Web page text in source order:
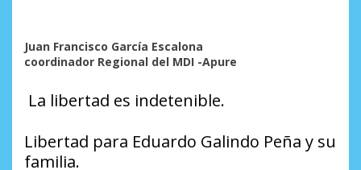
Juan Francisco García Escalona
coordinador Regional del MDI -Apure
La libertad es indetenible.
Libertad para Eduardo Galindo Peña y su
familia.